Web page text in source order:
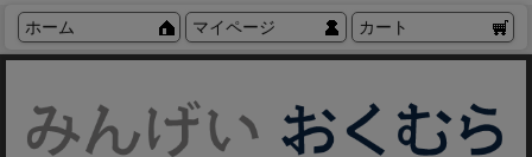
ホーム マイページ カート